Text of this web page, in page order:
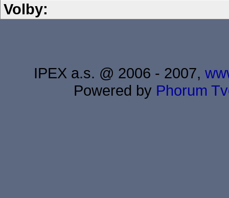
Volby:
IPEX a.s. @ 2006 - 2007,
Powered by Phorum